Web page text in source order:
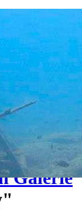
ist auf
Galerie